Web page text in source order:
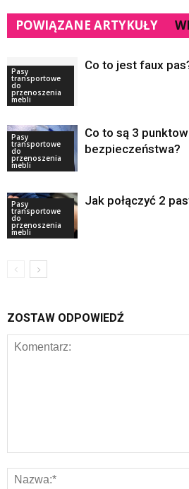
POWIĄZANE ARTYKUŁY
Pasy
transportowe
do
przenoszenia
mebli
Co to jest faux
Pasy
transportowe
do
przenoszenia
mebli
Co to są 3
bezpieczeństwa?
Pasy
transportowe
do
przenoszenia
mebli
Jak połączyć 2
ZOSTAW ODPOWIEDŹ